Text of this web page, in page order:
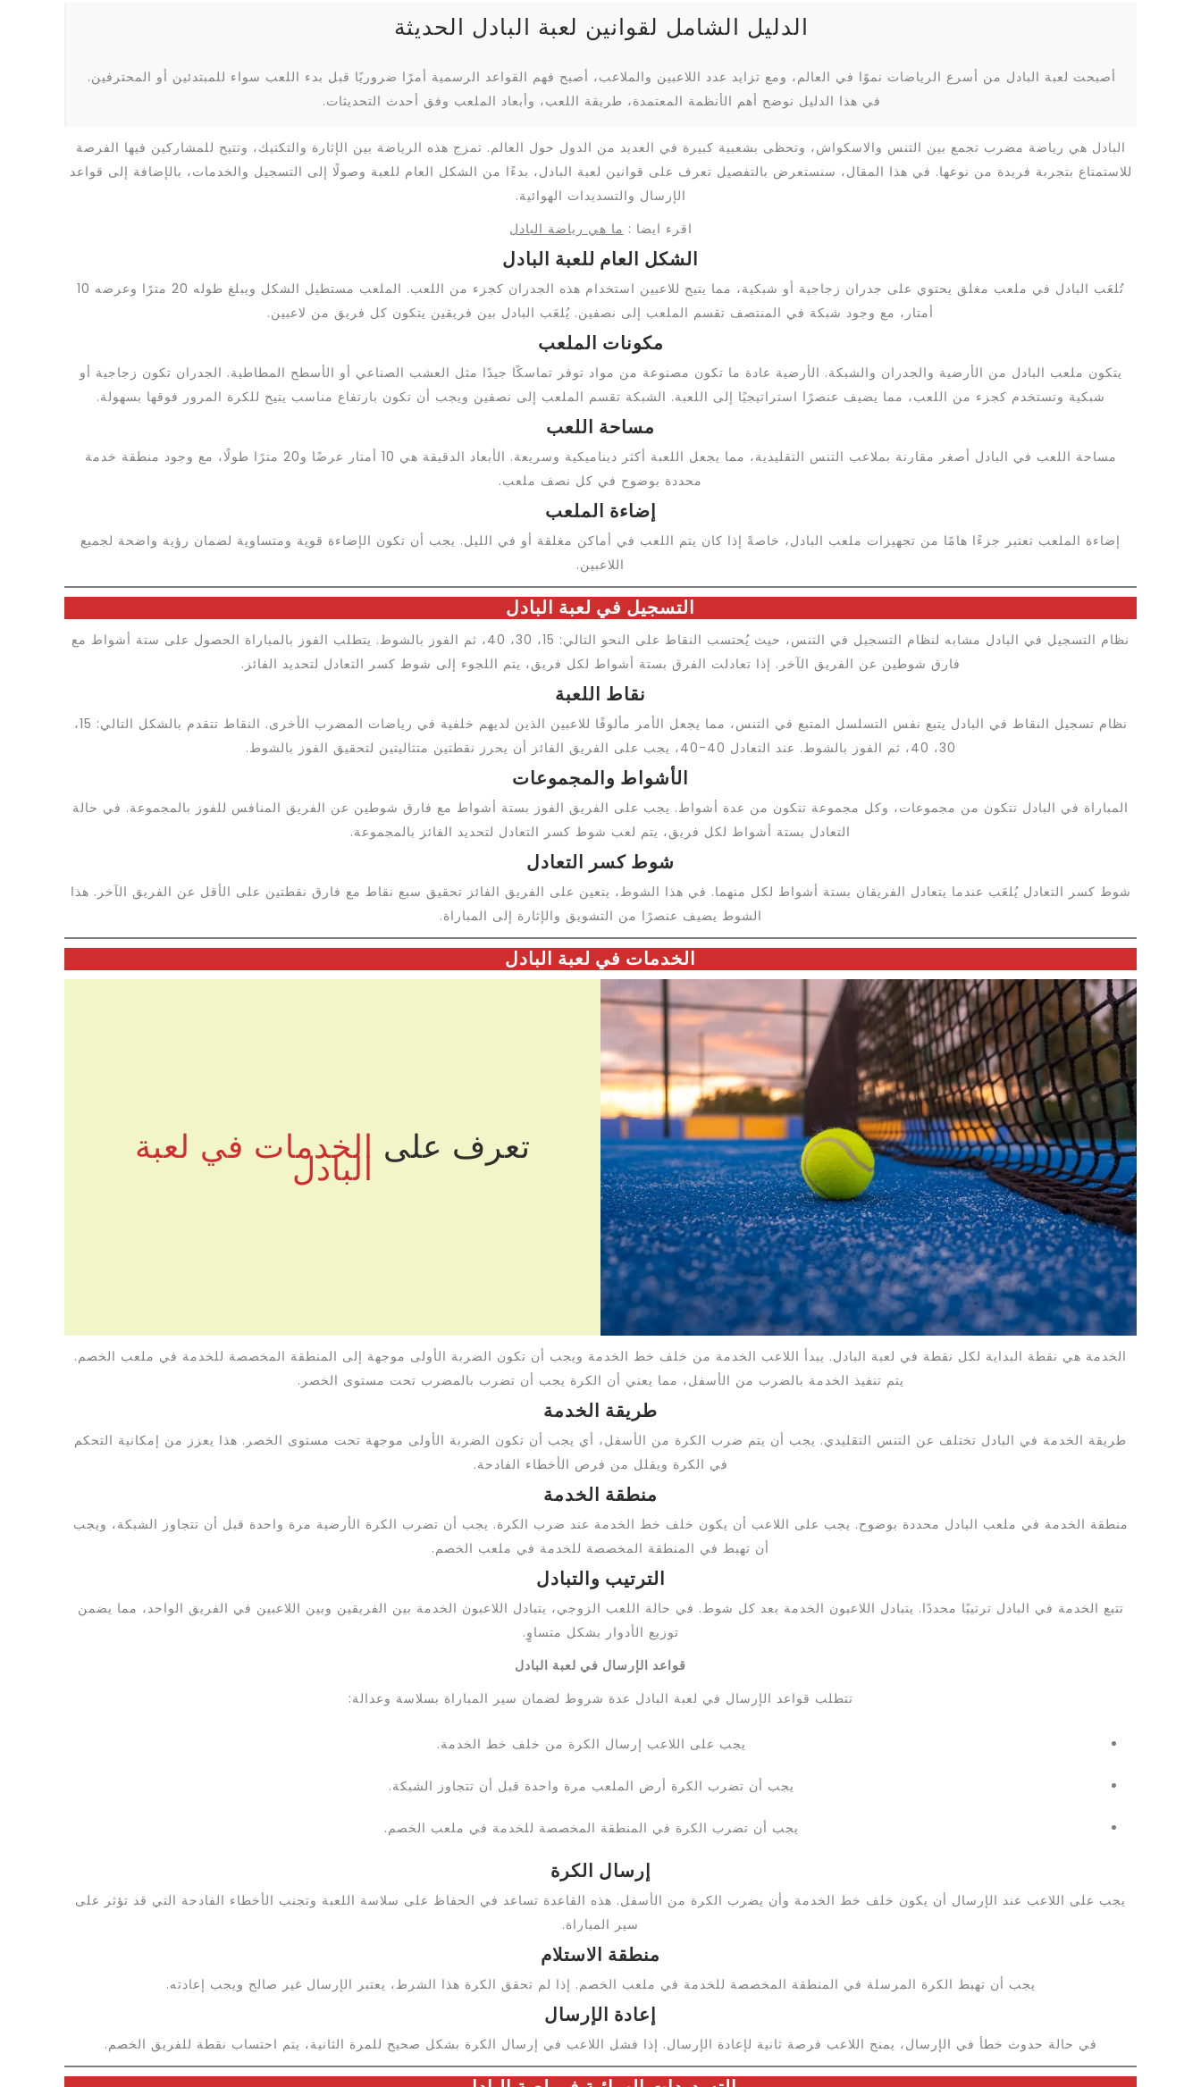
الدليل الشامل لقوانين لعبة البادل الحديثة
أصبحت لعبة البادل من أسرع الرياضات نموًا في العالم، ومع تزايد عدد اللاعبين والملاعب، أصبح فهم القواعد الرسمية أمرًا ضروريًا قبل بدء اللعب سواء للمبتدئين أو المحترفين.
في هذا الدليل نوضح أهم الأنظمة المعتمدة، طريقة اللعب، وأبعاد الملعب وفق أحدث التحديثات.
البادل هي رياضة مضرب تجمع بين التنس والاسكواش، وتحظى بشعبية كبيرة في العديد من الدول حول العالم. تمزج هذه الرياضة بين الإثارة والتكتيك، وتتيح للمشاركين فيها الفرصة
للاستمتاع بتجربة فريدة من نوعها. في هذا المقال، سنستعرض بالتفصيل تعرف على قوانين لعبة البادل، بدءًا من الشكل العام للعبة وصولًا إلى التسجيل والخدمات، بالإضافة إلى قواعد
الإرسال والتسديدات الهوائية.
اقرء ايضا : ما هي رياضة البادل
الشكل العام للعبة البادل
تُلعَب البادل في ملعب مغلق يحتوي على جدران زجاجية أو شبكية، مما يتيح للاعبين استخدام هذه الجدران كجزء من اللعب. الملعب مستطيل الشكل ويبلغ طوله 20 مترًا وعرضه 10
أمتار، مع وجود شبكة في المنتصف تقسم الملعب إلى نصفين. يُلعَب البادل بين فريقين يتكون كل فريق من لاعبين.
مكونات الملعب
يتكون ملعب البادل من الأرضية والجدران والشبكة. الأرضية عادة ما تكون مصنوعة من مواد توفر تماسكًا جيدًا مثل العشب الصناعي أو الأسطح المطاطية. الجدران تكون زجاجية أو
شبكية وتستخدم كجزء من اللعب، مما يضيف عنصرًا استراتيجيًا إلى اللعبة. الشبكة تقسم الملعب إلى نصفين ويجب أن تكون بارتفاع مناسب يتيح للكرة المرور فوقها بسهولة.
مساحة اللعب
مساحة اللعب في البادل أصغر مقارنة بملاعب التنس التقليدية، مما يجعل اللعبة أكثر ديناميكية وسريعة. الأبعاد الدقيقة هي 10 أمتار عرضًا و20 مترًا طولًا، مع وجود منطقة خدمة
محددة بوضوح في كل نصف ملعب.
إضاءة الملعب
إضاءة الملعب تعتبر جزءًا هامًا من تجهيزات ملعب البادل، خاصةً إذا كان يتم اللعب في أماكن مغلقة أو في الليل. يجب أن تكون الإضاءة قوية ومتساوية لضمان رؤية واضحة لجميع
اللاعبين.
التسجيل في لعبة البادل
نظام التسجيل في البادل مشابه لنظام التسجيل في التنس، حيث يُحتسب النقاط على النحو التالي: 15، 30، 40، ثم الفوز بالشوط. يتطلب الفوز بالمباراة الحصول على ستة أشواط مع
فارق شوطين عن الفريق الآخر. إذا تعادلت الفرق بستة أشواط لكل فريق، يتم اللجوء إلى شوط كسر التعادل لتحديد الفائز.
نقاط اللعبة
نظام تسجيل النقاط في البادل يتبع نفس التسلسل المتبع في التنس، مما يجعل الأمر مألوفًا للاعبين الذين لديهم خلفية في رياضات المضرب الأخرى. النقاط تتقدم بالشكل التالي: 15،
30، 40، ثم الفوز بالشوط. عند التعادل 40-40، يجب على الفريق الفائز أن يحرز نقطتين متتاليتين لتحقيق الفوز بالشوط.
الأشواط والمجموعات
المباراة في البادل تتكون من مجموعات، وكل مجموعة تتكون من عدة أشواط. يجب على الفريق الفوز بستة أشواط مع فارق شوطين عن الفريق المنافس للفوز بالمجموعة. في حالة
التعادل بستة أشواط لكل فريق، يتم لعب شوط كسر التعادل لتحديد الفائز بالمجموعة.
شوط كسر التعادل
شوط كسر التعادل يُلعَب عندما يتعادل الفريقان بستة أشواط لكل منهما. في هذا الشوط، يتعين على الفريق الفائز تحقيق سبع نقاط مع فارق نقطتين على الأقل عن الفريق الآخر. هذا
الشوط يضيف عنصرًا من التشويق والإثارة إلى المباراة.
الخدمات في لعبة البادل
تعرف على الخدمات في لعبة
البادل
الخدمة هي نقطة البداية لكل نقطة في لعبة البادل. يبدأ اللاعب الخدمة من خلف خط الخدمة ويجب أن تكون الضربة الأولى موجهة إلى المنطقة المخصصة للخدمة في ملعب الخصم.
يتم تنفيذ الخدمة بالضرب من الأسفل، مما يعني أن الكرة يجب أن تضرب بالمضرب تحت مستوى الخصر.
طريقة الخدمة
طريقة الخدمة في البادل تختلف عن التنس التقليدي. يجب أن يتم ضرب الكرة من الأسفل، أي يجب أن تكون الضربة الأولى موجهة تحت مستوى الخصر. هذا يعزز من إمكانية التحكم
في الكرة ويقلل من فرص الأخطاء الفادحة.
منطقة الخدمة
منطقة الخدمة في ملعب البادل محددة بوضوح. يجب على اللاعب أن يكون خلف خط الخدمة عند ضرب الكرة. يجب أن تضرب الكرة الأرضية مرة واحدة قبل أن تتجاوز الشبكة، ويجب
أن تهبط في المنطقة المخصصة للخدمة في ملعب الخصم.
الترتيب والتبادل
تتبع الخدمة في البادل ترتيبًا محددًا. يتبادل اللاعبون الخدمة بعد كل شوط. في حالة اللعب الزوجي، يتبادل اللاعبون الخدمة بين الفريقين وبين اللاعبين في الفريق الواحد، مما يضمن
توزيع الأدوار بشكل متساوٍ.
قواعد الإرسال في لعبة البادل
تتطلب قواعد الإرسال في لعبة البادل عدة شروط لضمان سير المباراة بسلاسة وعدالة:
يجب على اللاعب إرسال الكرة من خلف خط الخدمة.
يجب أن تضرب الكرة أرض الملعب مرة واحدة قبل أن تتجاوز الشبكة.
يجب أن تضرب الكرة في المنطقة المخصصة للخدمة في ملعب الخصم.
إرسال الكرة
يجب على اللاعب عند الإرسال أن يكون خلف خط الخدمة وأن يضرب الكرة من الأسفل. هذه القاعدة تساعد في الحفاظ على سلاسة اللعبة وتجنب الأخطاء الفادحة التي قد تؤثر على
سير المباراة.
منطقة الاستلام
يجب أن تهبط الكرة المرسلة في المنطقة المخصصة للخدمة في ملعب الخصم. إذا لم تحقق الكرة هذا الشرط، يعتبر الإرسال غير صالح ويجب إعادته.
إعادة الإرسال
في حالة حدوث خطأ في الإرسال، يمنح اللاعب فرصة ثانية لإعادة الإرسال. إذا فشل اللاعب في إرسال الكرة بشكل صحيح للمرة الثانية، يتم احتساب نقطة للفريق الخصم.